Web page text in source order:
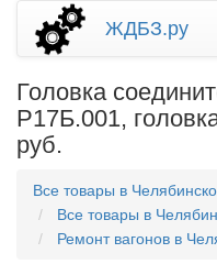
ЖДБЗ.ру
Головка
Р17Б.001,
руб.
Все товары в
Все товары в
Ремонт вагонов в